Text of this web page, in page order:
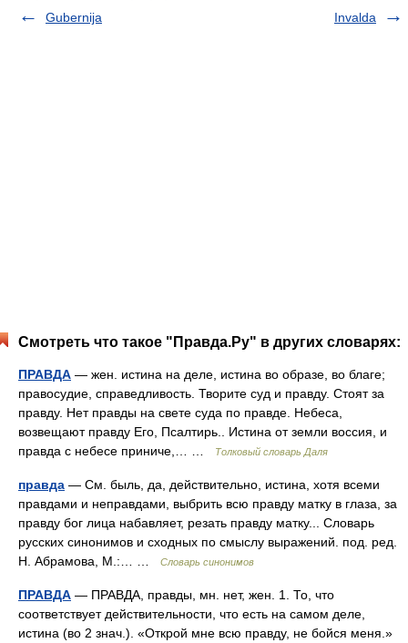
Gubernija
Invalda
Смотреть что такое "Правда.Ру" в других словарях:
ПРАВДА — жен. истина на деле, истина во образе, во благе;
правосудие, справедливость. Творите суд и правду. Стоят за
правду. Нет правды на свете суда по правде. Небеса,
возвещают правду Его, Псалтирь.. Истина от земли воссия, и
правда с небесе приниче,… …
Толковый словарь Даля
правда — См. быль, да, действительно, истина, хотя всеми
правдами и неправдами, выбрить всю правду матку в глаза, за
правду бог лица набавляет, резать правду матку... Словарь
русских синонимов и сходных по смыслу выражений. под. ред.
Н. Абрамова, М.:… …
Словарь синонимов
ПРАВДА — ПРАВДА, правды, мн. нет, жен. 1. То, что
соответствует действительности, что есть на самом деле,
истина (во 2 знач.). «Открой мне всю правду, не бойся меня.»